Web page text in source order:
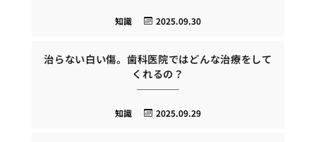
2025.09.30
知識
治らない白い傷。歯科医院ではどんな治療をして
くれるの？
2025.09.29
知識